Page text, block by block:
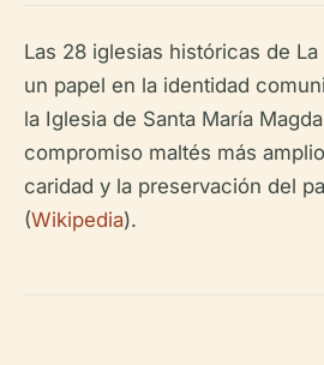
Las 28 iglesias históricas de
un papel en la identidad
la Iglesia de Santa María
compromiso maltés más
caridad y la preservación del
(Wikipedia).